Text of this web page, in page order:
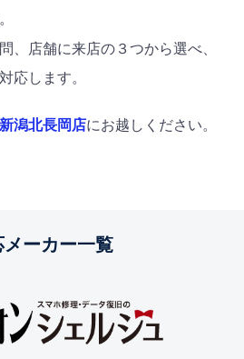
、店舗に来店の３つから選べ、
応します。
新潟北長岡店にお越しください。
ーカー一覧